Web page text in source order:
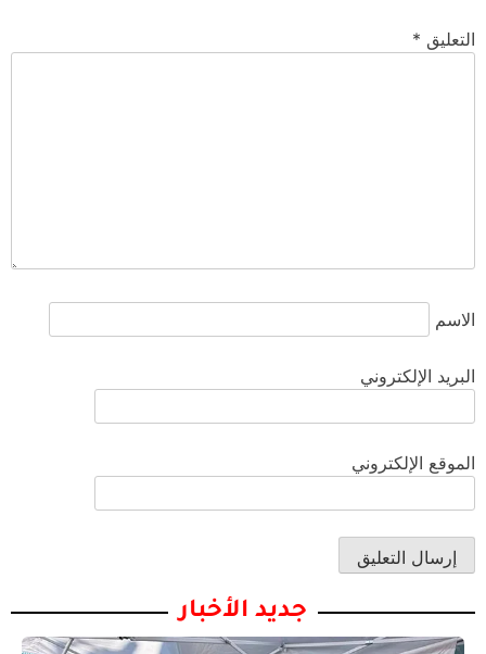
التعليق *
الاسم
البريد الإلكتروني
الموقع الإلكتروني
جديد الأخبار